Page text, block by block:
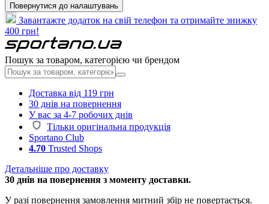
Повернутися до налаштувань
Завантажте додаток на свій телефон та отримайте знижку
400 грн!
Пошук за товаром, категорією чи брендом
Доставка від 119 грн
30 днів на повернення
У вас за 4-7 робочих днів
Тільки оригінальна продукція
Sportano Club
4.70 Trusted Shops
Детальніше про доставку
30 днів на повернення з моменту доставки.
У разі повернення замовлення митний збір не повертається.